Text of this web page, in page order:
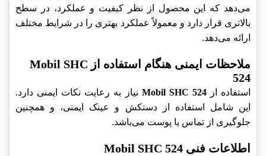
می‌دهد که این محصول از نظر کیفیت و عملکرد، در سطح
بالاتری قرار دارد و معمولاً عملکرد بهتری را در شرایط مختلف
ارائه می‌دهد.
ملاحظات ایمنی هنگام استفاده از Mobil SHC
524
استفاده ازMobil SHC 524 نیاز به رعایت نکات ایمنی دارد.
این شامل استفاده از دستکش و عینک ایمنی، و همچنین
جلوگیری از تماس با پوست می‌باشد.
اطلاعات فنی Mobil SHC 524